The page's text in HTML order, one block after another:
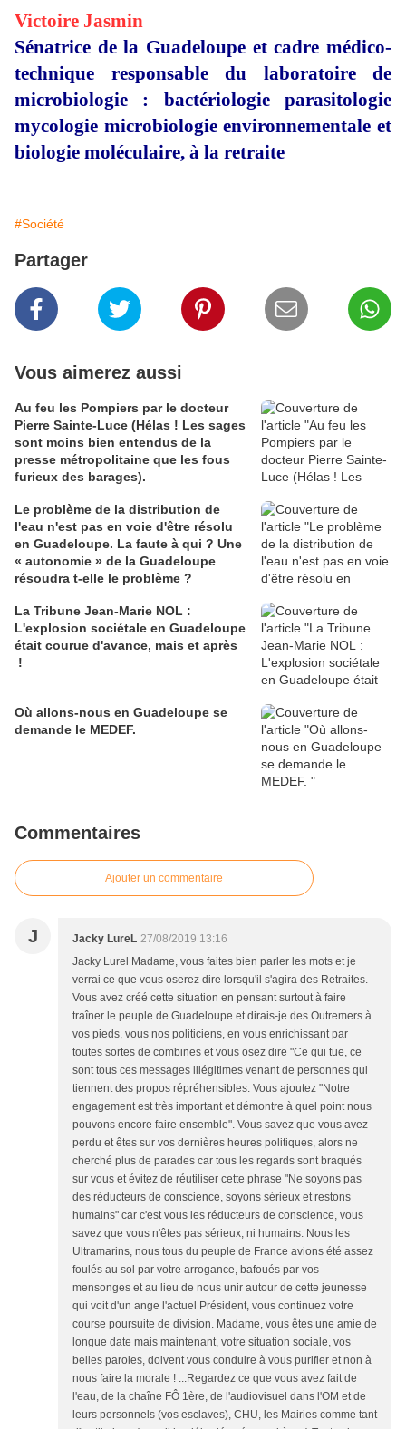
Victoire Jasmin
Sénatrice de la Guadeloupe et cadre médico-
technique responsable du laboratoire de
microbiologie : bactériologie parasitologie
mycologie microbiologie environnementale et
biologie moléculaire, à la retraite
#Société
Partager
Vous aimerez aussi
Au feu les Pompiers par le docteur
Pierre Sainte-Luce (Hélas ! Les sages
sont moins bien entendus de la
presse métropolitaine que les fous
furieux des barages).
Le problème de la distribution de
l'eau n'est pas en voie d'être résolu
en Guadeloupe. La faute à qui ? Une
« autonomie » de la Guadeloupe
résoudra t-elle le problème ?
La Tribune Jean-Marie NOL :
L'explosion sociétale en Guadeloupe
était courue d'avance, mais et après
!
Où allons-nous en Guadeloupe se
demande le MEDEF.
Commentaires
Ajouter un commentaire
J Jacky LureL 27/08/2019 13:16
Jacky Lurel Madame, vous faites bien parler les mots et je
verrai ce que vous oserez dire lorsqu'il s'agira des Retraites.
Vous avez créé cette situation en pensant surtout à faire
traîner le peuple de Guadeloupe et dirais-je des Outremers à
vos pieds, vous nos politiciens, en vous enrichissant par
toutes sortes de combines et vous osez dire "Ce qui tue, ce
sont tous ces messages illégitimes venant de personnes qui
tiennent des propos répréhensibles. Vous ajoutez "Notre
engagement est très important et démontre à quel point nous
pouvons encore faire ensemble". Vous savez que vous avez
perdu et êtes sur vos dernières heures politiques, alors ne
cherché plus de parades car tous les regards sont braqués
sur vous et évitez de réutiliser cette phrase "Ne soyons pas
des réducteurs de conscience, soyons sérieux et restons
humains" car c'est vous les réducteurs de conscience, vous
savez que vous n'êtes pas sérieux, ni humains. Nous les
Ultramarins, nous tous du peuple de France avions été assez
foulés au sol par votre arrogance, bafoués par vos
mensonges et au lieu de nous unir autour de cette jeunesse
qui voit d'un ange l'actuel Président, vous continuez votre
course poursuite de division. Madame, vous êtes une amie de
longue date mais maintenant, votre situation sociale, vos
belles paroles, doivent vous conduire à vous purifier et non à
nous faire la morale ! ...Regardez ce que vous avez fait de
l'eau, de la chaîne FÔ 1ère, de l'audiovisuel dans l'OM et de
leurs personnels (vos esclaves), CHU, les Mairies comme tant